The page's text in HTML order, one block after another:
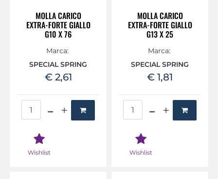
MOLLA CARICO
EXTRA-FORTE GIALLO
G10 X 76
Marca:
SPECIAL SPRING
€ 2,61
Wishlist
MOLLA CARICO
EXTRA-FORTE GIALLO
G13 X 25
Marca:
SPECIAL SPRING
€ 1,81
Wishlist